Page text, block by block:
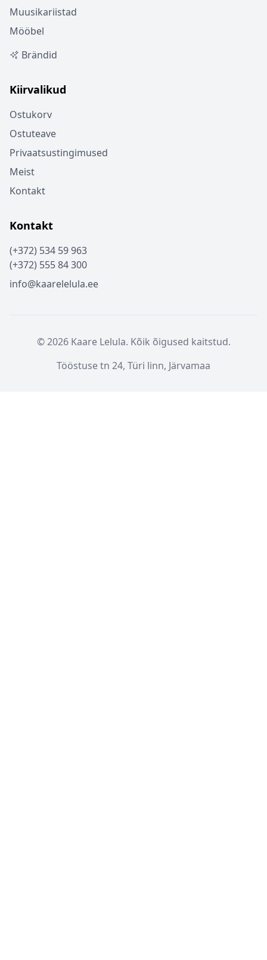
Muusikariistad
Mööbel
Brändid
Kiirvalikud
Ostukorv
Ostuteave
Privaatsustingimused
Meist
Kontakt
Kontakt
(+372) 534 59 963
(+372) 555 84 300
info@kaarelelula.ee
© 2026 Kaare Lelula. Kõik õigused kaitstud.
Tööstuse tn 24, Türi linn, Järvamaa